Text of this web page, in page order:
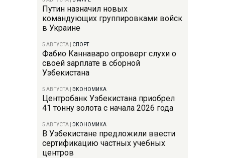
Путин назначил новых
командующих группировками войск
в Украине
5 АВГУСТА СПОРТ
Фабио Каннаваро опроверг слухи о
своей зарплате в сборной
Узбекистана
5 АВГУСТА ЭКОНОМИКА
Центробанк Узбекистана приобрел
41 тонну золота с начала 2026 года
5 АВГУСТА ЭКОНОМИКА
В Узбекистане предложили ввести
сертификацию частных учебных
центров